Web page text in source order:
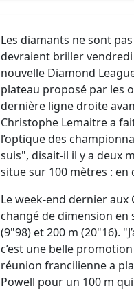
Les diamants ne sont
devraient briller vendredi
nouvelle Diamond
plateau proposé par les
dernière ligne droite
Christophe Lemaitre a
l’optique des
suis", disait-il il y a deux
situe sur 100 mètres : en
Le week-end dernier aux
changé de dimension en
(9"98) et 200 m (20"16).
c’est une belle
réunion francilienne a
Powell pour un 100 m